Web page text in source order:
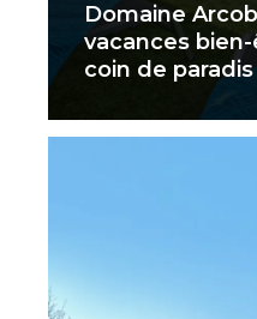
Domaine
vacances
coin de